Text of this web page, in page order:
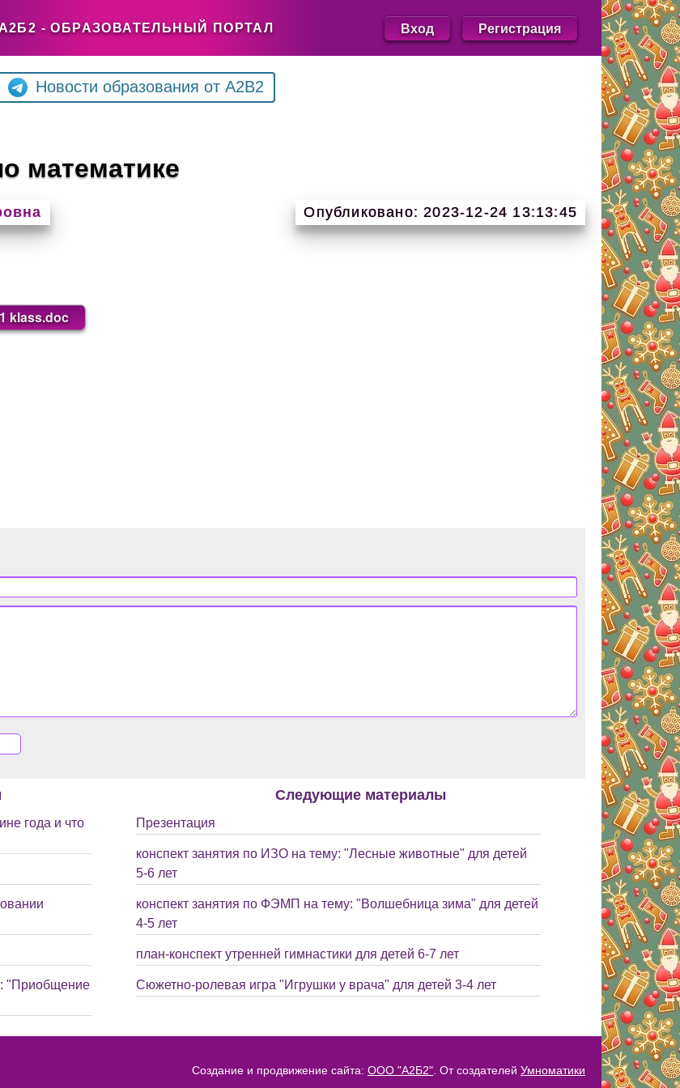
А2Б2 - ОБРАЗОВАТЕЛЬНЫЙ ПОРТАЛ Вход Регистрация
Новости образования от A2B2
математике
Опубликовано: 2023-12-24 13:13:45
klass.doc
года и что
"Приобщение
Следующие материалы
Презентация
конспект занятия по ИЗО на тему: "Лесные животные" для детей
5-6 лет
конспект занятия по ФЭМП на тему: "Волшебница зима" для детей
4-5 лет
план-конспект утренней гимнастики для детей 6-7 лет
Сюжетно-ролевая игра "Игрушки у врача" для детей 3-4 лет
Создание и продвижение сайта: ООО "А2Б2" . От создателей Умноматики